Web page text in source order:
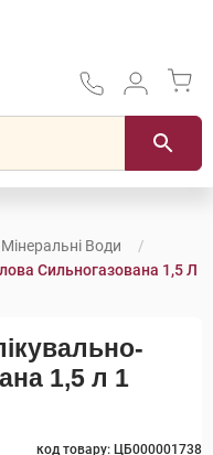
Мінеральні Води
Сильногазована 1,5 Л
1,5 л 1
код товару: ЦБ000001738